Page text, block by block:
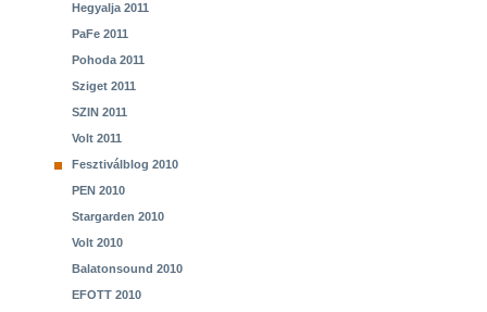
Hegyalja 2011
PaFe 2011
Pohoda 2011
Sziget 2011
SZIN 2011
Volt 2011
Fesztiválblog 2010
PEN 2010
Stargarden 2010
Volt 2010
Balatonsound 2010
EFOTT 2010